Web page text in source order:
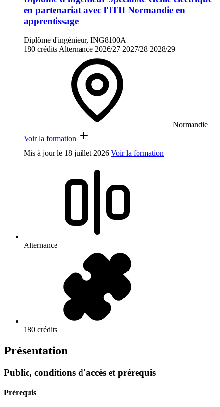
en partenariat avec l'ITII Normandie en
apprentissage
Diplôme d'ingénieur, ING8100A
180 crédits Alternance 2026/27 2027/28 2028/29
Normandie
Voir la formation
Mis à jour le 18 juillet 2026 Voir la formation
Alternance
180 crédits
Présentation
Public, conditions d'accès et prérequis
Prérequis